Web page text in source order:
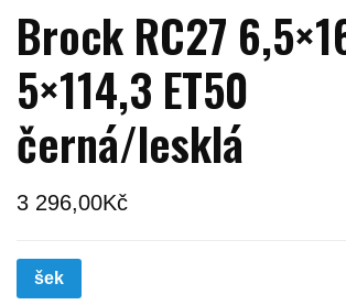
Brock RC27
5×114,3 ET50
černá/lesklá
3 296,00Kč
šek